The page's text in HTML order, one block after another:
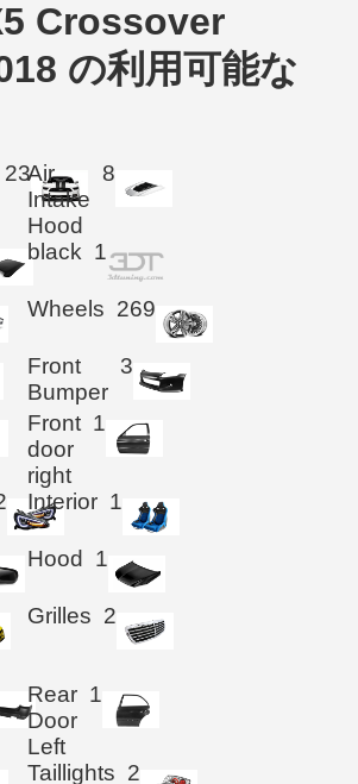
Crossover
の利用可能な
23Air
Intake
Hood
8
black 1
Wheels 269
Front
Bumper
3
Front
door
right
1
Interior 1
Hood 1
Grilles 2
Rear
Door
Left
1
Taillights 2